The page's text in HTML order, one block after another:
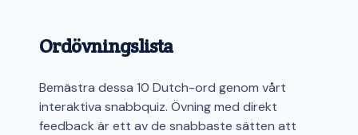
Ordövningslista
Bemästra dessa 10 Dutch-ord genom vårt
interaktiva snabbquiz. Övning med direkt
feedback är ett av de snabbaste sätten att